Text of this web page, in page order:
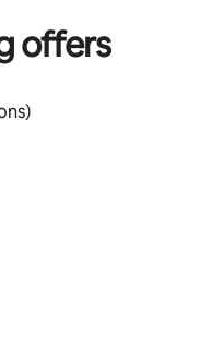
offers